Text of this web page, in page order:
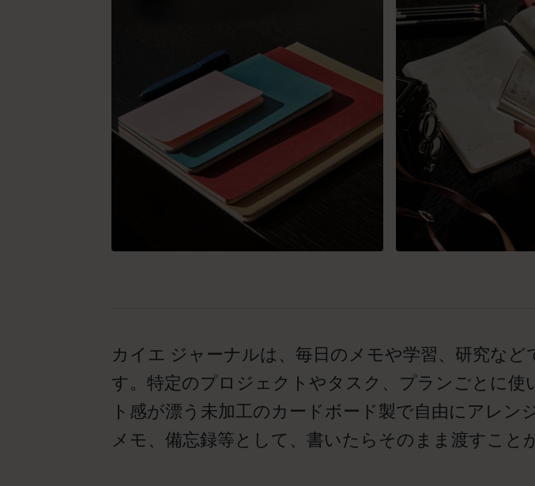
カイエ ジャーナルは、毎日のメモや学習、研究な
す。特定のプロジェクトやタスク、プランごとに
ト感が漂う未加工のカードボード製で自由にアレ
メモ、備忘録等として、書いたらそのまま渡すこと